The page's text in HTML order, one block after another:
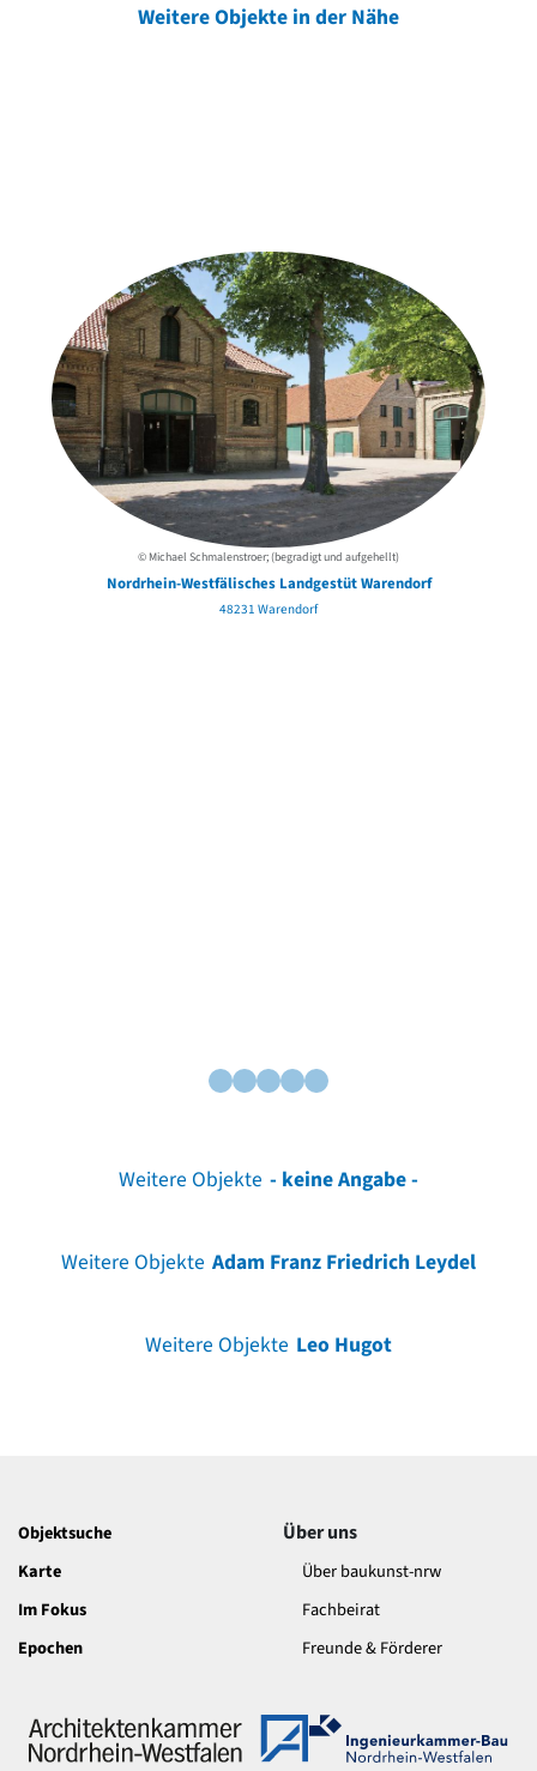
Weitere Objekte in der Nähe
© Michael Schmalenstroer; (begradigt und aufgehellt)
Nordrhein-Westfälisches Landgestüt Warendorf
48231 Warendorf
Weitere Objekte - keine Angabe -
Weitere Objekte Adam Franz Friedrich Leydel
Weitere Objekte Leo Hugot
Objektsuche
Karte
Im Fokus
Epochen
Über uns
Über baukunst-nrw
Fachbeirat
Freunde & Förderer